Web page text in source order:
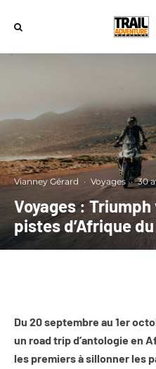
Vianney Gérard · Voyages · 30
Voyages :
pistes d’Afrique
Du 20 septembre au 1er
un road trip d’antologie en
les premiers à sillonner les